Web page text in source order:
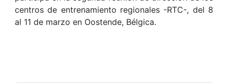
centros de entrenamiento regionales -RTC-, del 8
al 11 de marzo en Oostende, Bélgica.